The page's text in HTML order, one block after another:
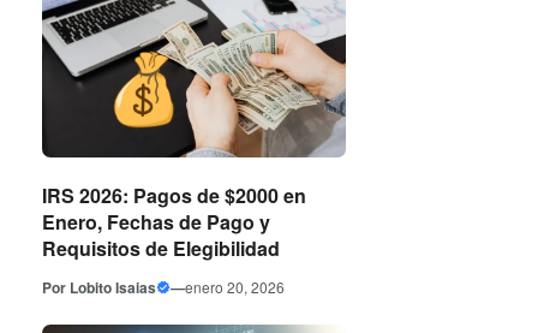
IRS 2026: Pagos de $2000 en
Enero, Fechas de Pago y
Requisitos de Elegibilidad
Por Lobito Isaias —enero 20, 2026